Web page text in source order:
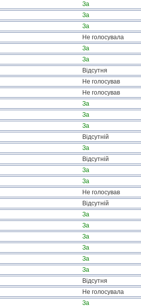
За
За
За
Не голосувала
За
За
Відсутня
Не голосував
Не голосував
За
За
За
Відсутній
За
Відсутній
За
За
Не голосував
Відсутній
За
За
За
За
За
За
Відсутня
Не голосувала
За